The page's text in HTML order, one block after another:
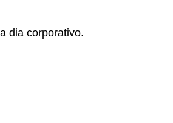
dia corporativo.